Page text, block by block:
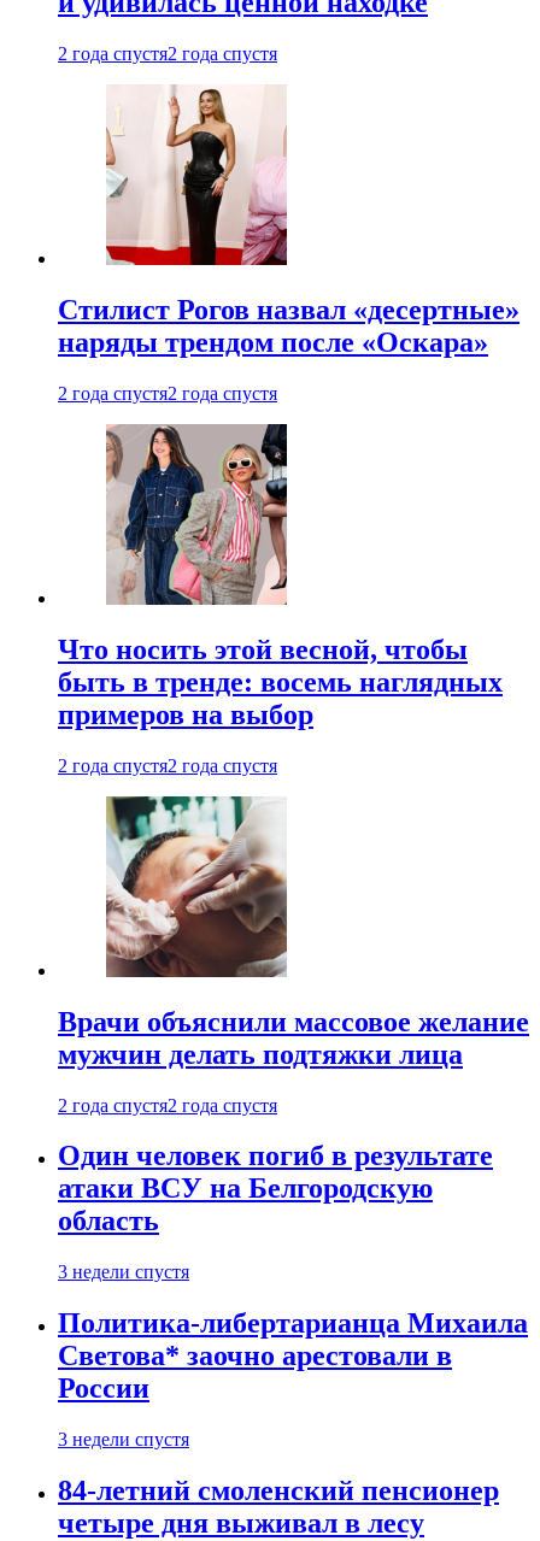
2 года спустя2 года спустя
Стилист Рогов назвал «десертные»
наряды трендом после «Оскара»
2 года спустя2 года спустя
Что носить этой весной, чтобы
быть в тренде: восемь наглядных
примеров на выбор
2 года спустя2 года спустя
Врачи объяснили массовое желание
мужчин делать подтяжки лица
2 года спустя2 года спустя
Один человек погиб в результате
атаки ВСУ на Белгородскую
область
3 недели спустя
Политика-либертарианца Михаила
Светова* заочно арестовали в
России
3 недели спустя
84-летний смоленский пенсионер
четыре дня выживал в лесу